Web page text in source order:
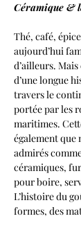
Céramique &
Thé, café,
aujourd’hui
d’ailleurs.
d’une longue
travers le
portée par les
maritimes.
également que
admirés
céramiques,
pour boire,
L’histoire du
formes, des